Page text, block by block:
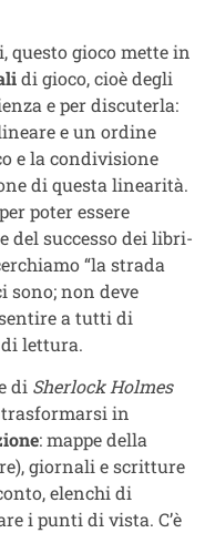
questo gioco mette in
di gioco, cioè degli
e per discuterla:
e un ordine
e la condivisione
di questa linearità.
poter essere
del successo dei libri-
“la strada
sono; non deve
a tutti di
lettura.
di Sherlock Holmes
in
: mappe della
giornali e scritture
elenchi di
i punti di vista. C’è